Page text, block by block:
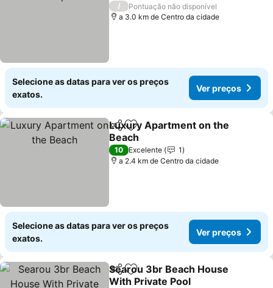
/
Pontuação não disponível
a 3.0 km de Centro da cidade
Selecione as datas para ver os preços
exatos.
Ver preços
PartilharAdicionar aos favoritos
Luxury Apartment on the
Beach
10 Excelente
1
a 2.4 km de Centro da cidade
Selecione as datas para ver os preços
exatos.
Ver preços
PartilharAdicionar aos favoritos
Searou 3br Beach House
With Private Pool